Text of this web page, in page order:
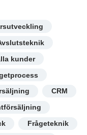
kunder
CRM
Frågeteknik